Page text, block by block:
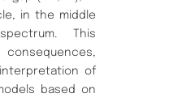
in the middle
This
of
based on